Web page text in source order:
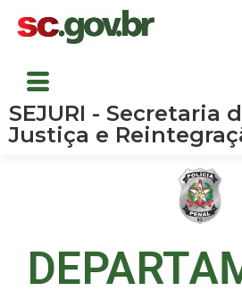
SEJURI - Secretaria
Justiça e